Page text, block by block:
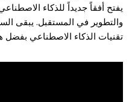
يفتح أفقاً جديداً للذكاء
والتطوير في المستقبل. يبقى
تقنيات الذكاء الاصطناعي بفضل